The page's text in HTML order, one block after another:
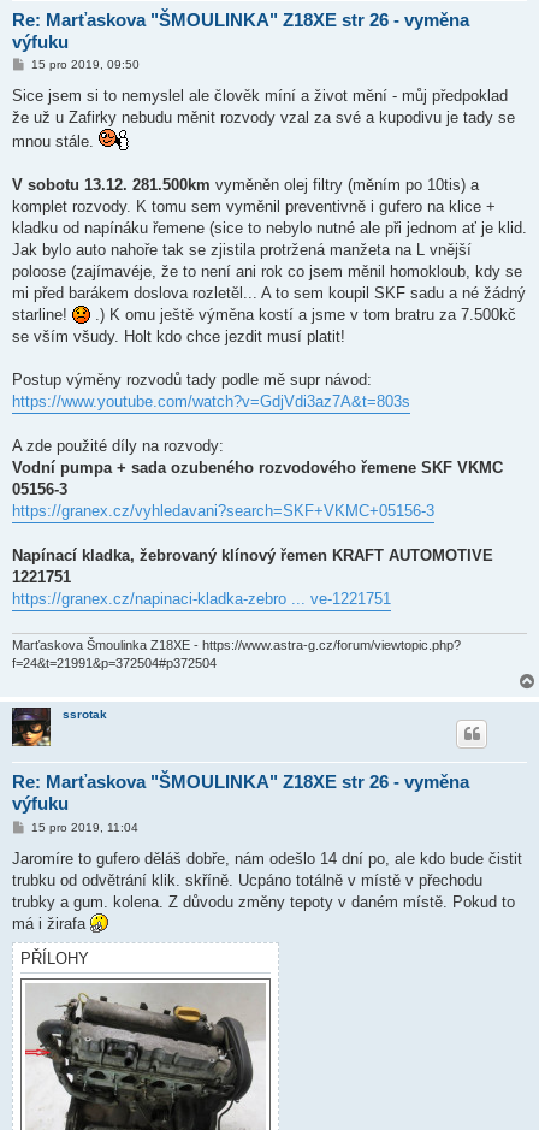
Re: Marťaskova "ŠMOULINKA" Z18XE str 26 - vyměna
výfuku
P
í
p
ě
v
k
15 pro 2019, 09:50
Sice jsem si to nemyslel ale člověk míní a život mění - můj předpoklad
že už u Zafirky nebudu měnit rozvody vzal za své a kupodivu je tady se
mnou stále.
V sobotu 13.12. 281.500km vyměněn olej filtry (měním po 10tis) a
komplet rozvody. K tomu sem vyměnil preventivně i gufero na klice +
kladku od napínáku řemene (sice to nebylo nutné ale při jednom ať je klid.
Jak bylo auto nahoře tak se zjistila protržená manžeta na L vnější
poloose (zajímavéje, že to není ani rok co jsem měnil homokloub, kdy se
mi před barákem doslova rozletěl... A to sem koupil SKF sadu a né žádný
starline!
.) K omu ještě výměna kostí a jsme v tom bratru za 7.500kč
se vším všudy. Holt kdo chce jezdit musí platit!
Postup výměny rozvodů tady podle mě supr návod:
https://www.youtube.com/watch?v=GdjVdi3az7A&t=803s
A zde použité díly na rozvody:
Vodní pumpa + sada ozubeného rozvodového řemene SKF VKMC
05156-3
https://granex.cz/vyhledavani?search=SKF+VKMC+05156-3
Napínací kladka, žebrovaný klínový řemen KRAFT AUTOMOTIVE
1221751
https://granex.cz/napinaci-kladka-zebro ... ve-1221751
Marťaskova Šmoulinka Z18XE - https://www.astra-g.cz/forum/viewtopic.php?
f=24&t=21991&p=372504#p372504
ssrotak
Re: Marťaskova "ŠMOULINKA" Z18XE str 26 - vyměna
výfuku
P
í
p
ě
e
k
15 pro 2019, 11:04
Jaromíre to gufero děláš dobře, nám odešlo 14 dní po, ale kdo bude čistit
trubku od odvětrání klik. skříně. Ucpáno totálně v místě v přechodu
trubky a gum. kolena. Z důvodu změny tepoty v daném místě. Pokud to
má i žirafa
PŘÍLOHY